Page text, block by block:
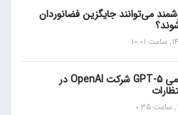
می‌توانند جایگزین فضانوردان
گزارش‌ها از ناکامی GPT-5 شرکت OpenAI در